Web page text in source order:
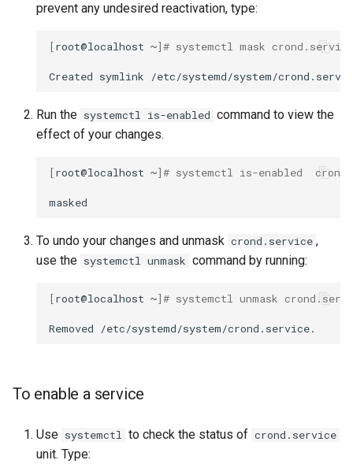
prevent any undesired reactivation, type:
[root@localhost ~]# systemctl mask crond.service
Created symlink /etc/systemd/system/
Run the systemctl is-enabled command to view the
effect of your changes.
[root@localhost ~]# systemctl is-enabled
To undo your changes and unmask crond.service ,
use the systemctl unmask command by running:
[root@localhost ~]# systemctl unmask
Removed
To enable a service
Use systemctl to check the status of crond.service
unit. Type: